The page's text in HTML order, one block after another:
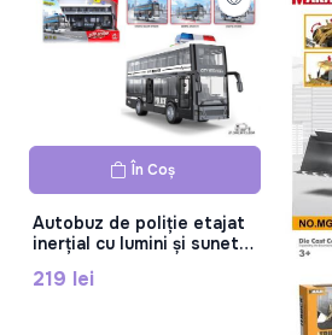
În Coș
Autobuz de poliție etajat
inerțial cu lumini și sunet,
219 lei